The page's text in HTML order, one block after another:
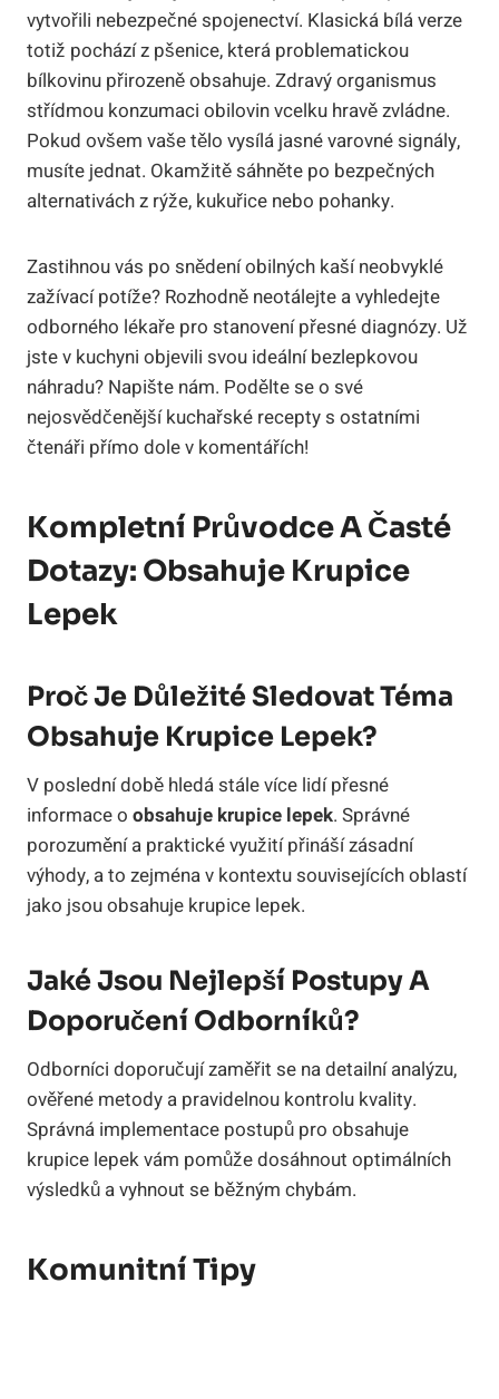
vytvořili nebezpečné spojenectví. Klasická bílá verze
totiž pochází z pšenice, která problematickou
bílkovinu přirozeně obsahuje. Zdravý organismus
střídmou konzumaci obilovin vcelku hravě zvládne.
Pokud ovšem vaše tělo vysílá jasné varovné signály,
musíte jednat. Okamžitě sáhněte po bezpečných
alternativách z rýže, kukuřice nebo pohanky.
Zastihnou vás po snědení obilných kaší neobvyklé
zažívací potíže? Rozhodně neotálejte a vyhledejte
odborného lékaře pro stanovení přesné diagnózy. Už
jste v kuchyni objevili svou ideální bezlepkovou
náhradu? Napište nám. Podělte se o své
nejosvědčenější kuchařské recepty s ostatními
čtenáři přímo dole v komentářích!
Kompletní Průvodce A Časté
Dotazy: Obsahuje Krupice
Lepek
Proč Je Důležité Sledovat Téma
Obsahuje Krupice Lepek?
V poslední době hledá stále více lidí přesné
informace o obsahuje krupice lepek. Správné
porozumění a praktické využití přináší zásadní
výhody, a to zejména v kontextu souvisejících oblastí
jako jsou obsahuje krupice lepek.
Jaké Jsou Nejlepší Postupy A
Doporučení Odborníků?
Odborníci doporučují zaměřit se na detailní analýzu,
ověřené metody a pravidelnou kontrolu kvality.
Správná implementace postupů pro obsahuje
krupice lepek vám pomůže dosáhnout optimálních
výsledků a vyhnout se běžným chybám.
Komunitní Tipy